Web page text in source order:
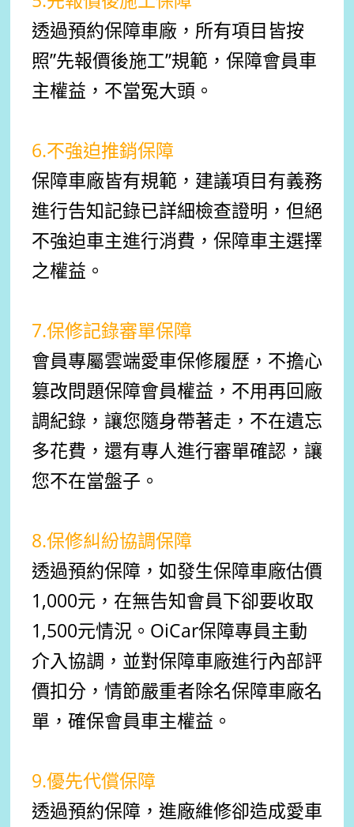
透過預約保障車廠，所有項目皆按
照”先報價後施工”規範，保障會員車
主權益，不當冤大頭。
6.不強迫推銷保障
保障車廠皆有規範，建議項目有義務
進行告知記錄已詳細檢查證明，但絕
不強迫車主進行消費，保障車主選擇
之權益。
7.保修記錄審單保障
會員專屬雲端愛車保修履歷，不擔心
篡改問題保障會員權益，不用再回廠
調紀錄，讓您隨身帶著走，不在遺忘
多花費，還有專人進行審單確認，讓
您不在當盤子。
8.保修糾紛協調保障
透過預約保障，如發生保障車廠估價
1,000元，在無告知會員下卻要收取
1,500元情況。OiCar保障專員主動
介入協調，並對保障車廠進行內部評
價扣分，情節嚴重者除名保障車廠名
單，確保會員車主權益。
9.優先代償保障
透過預約保障，進廠維修卻造成愛車